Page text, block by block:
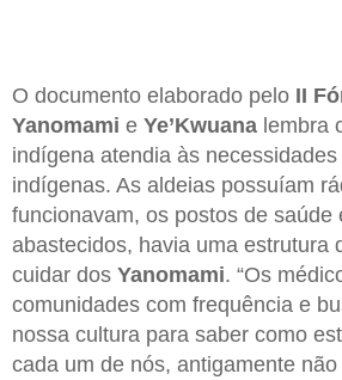
O documento elaborado pelo II
Yanomami e Ye’Kwuana lembra
indígena atendia às
indígenas. As aldeias possuíam
funcionavam, os postos de saúde
abastecidos, havia uma estrutura
cuidar dos Yanomami. “Os
comunidades com frequência e
nossa cultura para saber como
cada um de nós, antigamente